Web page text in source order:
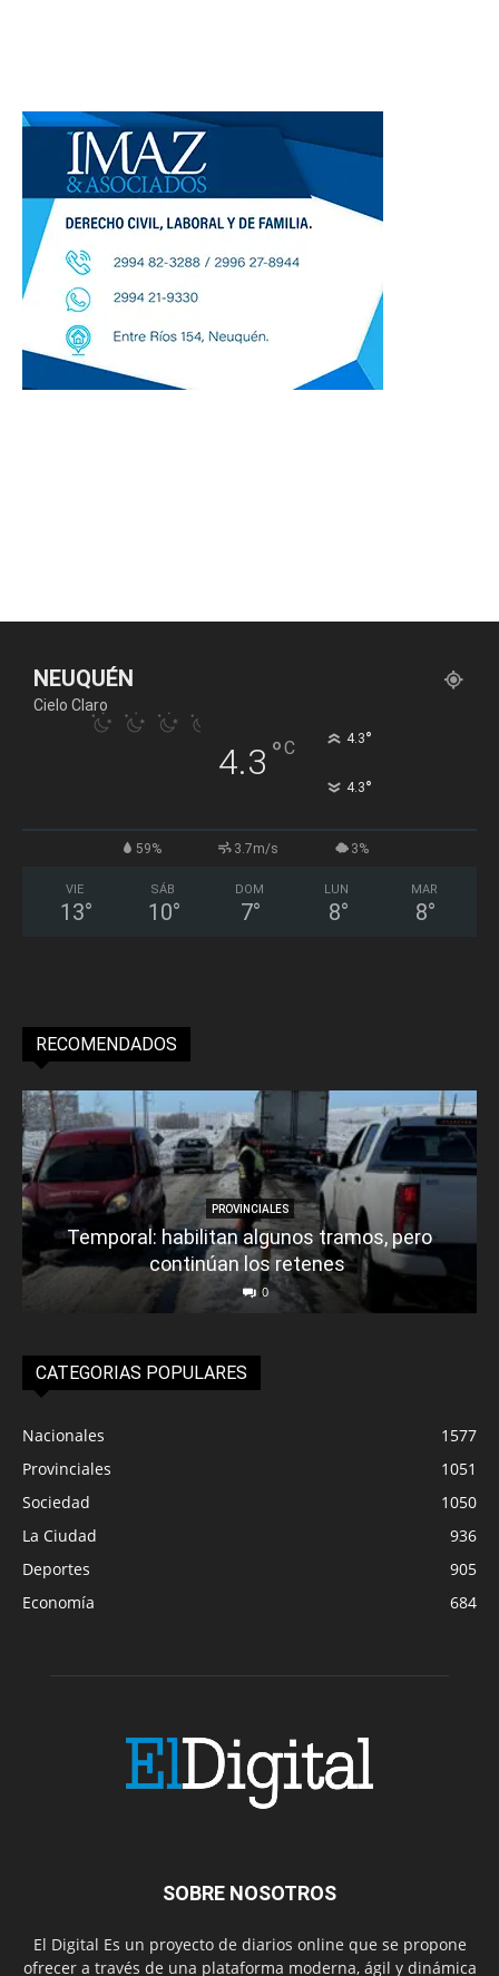
NEUQUÉN
Cielo Claro
4.3 °C 4.3°
4.3°
59% 3.7m/s 3%
VIE
13°
SÁB
10°
DOM
7°
LUN
8°
MAR
8°
RECOMENDADOS
PROVINCIALES
Temporal: habilitan algunos tramos, pero
continúan los retenes
0
CATEGORIAS POPULARES
Nacionales
1577
Provinciales
1051
Sociedad
1050
La Ciudad
936
Deportes
905
Economía
684
SOBRE NOSOTROS
El Digital Es un proyecto de diarios online que se propone
ofrecer a través de una plataforma moderna, ágil y dinámica